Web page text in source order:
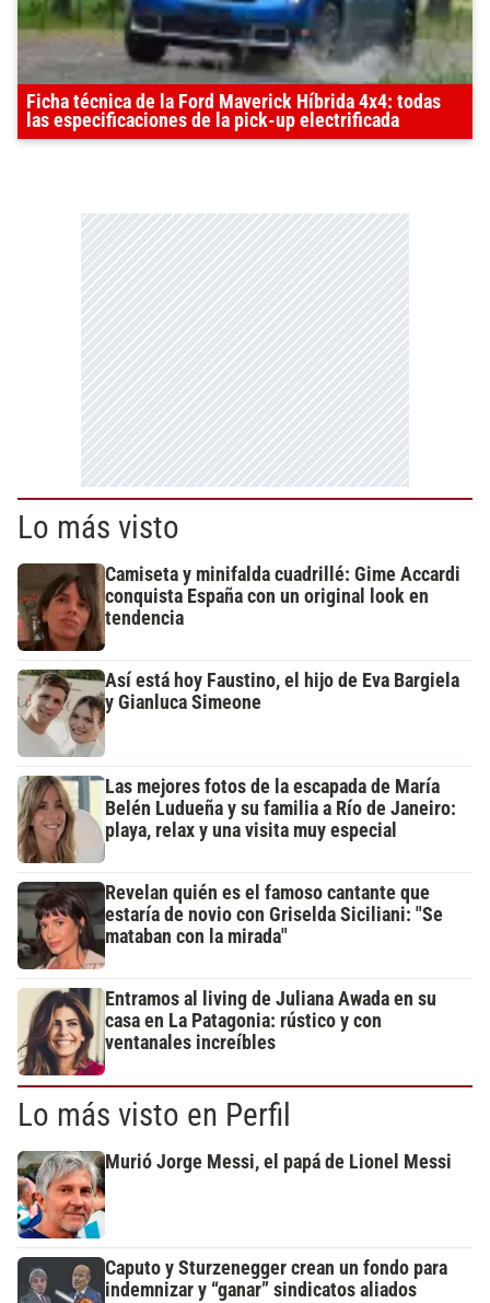
Ficha técnica de la Ford Maverick Híbrida 4x4: todas
las especificaciones de la pick-up electrificada
Lo más visto
Camiseta y minifalda cuadrillé: Gime Accardi
conquista España con un original look en
tendencia
Así está hoy Faustino, el hijo de Eva Bargiela
y Gianluca Simeone
Las mejores fotos de la escapada de María
Belén Ludueña y su familia a Río de Janeiro:
playa, relax y una visita muy especial
Revelan quién es el famoso cantante que
estaría de novio con Griselda Siciliani: "Se
mataban con la mirada"
Entramos al living de Juliana Awada en su
casa en La Patagonia: rústico y con
ventanales increíbles
Lo más visto en Perfil
Murió Jorge Messi, el papá de Lionel Messi
Caputo y Sturzenegger crean un fondo para
indemnizar y “ganar” sindicatos aliados